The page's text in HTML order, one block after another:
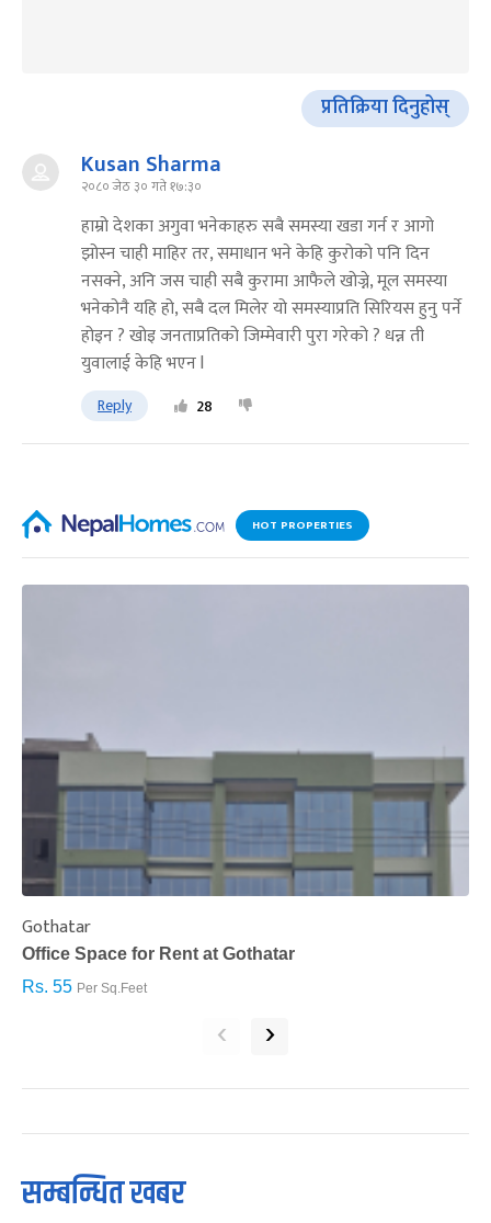
प्रतिक्रिया दिनुहोस्
Kusan Sharma
२०८० जेठ ३० गते १७:३०
हाम्रो देशका अगुवा भनेकाहरु सबै समस्या खडा गर्न र आगो
झोस्न चाही माहिर तर, समाधान भने केहि कुरोको पनि दिन
नसक्ने, अनि जस चाही सबै कुरामा आफैले खोज्ने, मूल समस्या
भनेकोनै यहि हो, सबै दल मिलेर यो समस्याप्रति सिरियस हुनु पर्ने
होइन ? खोइ जनताप्रतिको जिम्मेवारी पुरा गरेको ? धन्न ती
युवालाई केहि भएन l
Reply 28
HOT PROPERTIES
Gothatar
Office Space for Rent at Gothatar
Rs. 55 Per Sq.Feet
‹ ›
सम्बन्धित खबर